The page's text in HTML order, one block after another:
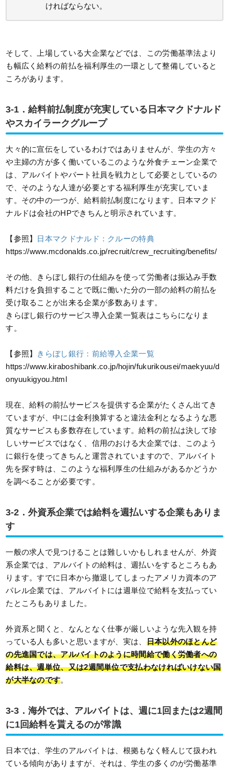
ければならない。
そして、上場している大企業などでは、この労働基準法より
も幅広く給料の前払を福利厚生の一環として整備していると
ころがあります。
3-1．給料前払制度が充実している日本マクドナルド
やスカイラークグループ
大々的に宣伝をしているわけではありませんが、学生の方々
や主婦の方が多く働いているこのような外食チェーン企業で
は、アルバイトやパート社員を戦力として必要としているの
で、そのような人達が必要とする福利厚生が充実していま
す。その中の一つが、給料前払制度になります。日本マクド
ナルドは会社のHPできちんと明示されています。
【参照】 日本マクドナルド：クルーの特典
https://www.mcdonalds.co.jp/recruit/crew_recruiting/benefits/
その他、きらぼし銀行の仕組みを使って労働者は振込み手数
料だけを負担することで既に働いた分の一部の給料の前払を
受け取ることが出来る企業が多数あります。
きらぼし銀行のサービス導入企業一覧表はこちらになりま
す。
【参照】 きらぼし銀行：前給導入企業一覧
https://www.kiraboshibank.co.jp/hojin/fukurikousei/maekyuu/d
onyuukigyou.html
現在、給料の前払サービスを提供する企業がたくさん出てき
ていますが、中には金利換算すると違法金利となるような悪
質なサービスも多数存在しています。給料の前払は決して珍
しいサービスではなく、信用のおける大企業では、このよう
に銀行を使ってきちんと運営されていますので、アルバイト
先を探す時は、このような福利厚生の仕組みがあるかどうか
を調べることが必要です。
3-2．外資系企業では給料を週払いする企業もありま
す
一般の求人で見つけることは難しいかもしれませんが、外資
系企業では、アルバイトの給料は、週払いをするところもあ
ります。すでに日本から撤退してしまったアメリカ資本のア
パレル企業では、アルバイトには週単位で給料を支払ってい
たところもありました。
外資系と聞くと、なんとなく仕事が厳しいような先入観を持
っている人も多いと思いますが、実は、 日本以外のほとんど
の先進国では、アルバイトのように時間給で働く労働者への
給料は、週単位、又は2週間単位で支払わなければいけない国
が大半なのです。
3-3．海外では、アルバイトは、週に1回または2週間
に1回給料を貰えるのが常識
日本では、学生のアルバイトは、根拠もなく軽んじて扱われ
ている傾向がありますが、それは、学生の多くのが労働基準